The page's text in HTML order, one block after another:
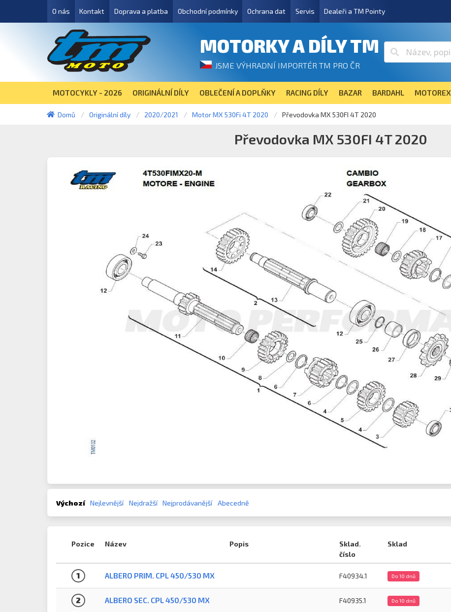
O nás Kontakt Doprava a platba Obchodní podmínky Ochrana dat Servis Dealeři a TM Pointy
MOTORKY A DÍLY TM
JSME VÝHRADNÍ IMPORTÉR TM PRO ČR
MOTOCYKLY - 2026 ORIGINÁLNÍ DÍLY OBLEČENÍ A DOPLŇKY RACING DÍLY BAZAR BARDAHL MOTOREX
Domů Originální díly 2020/2021 Motor MX 530Fi 4T 2020 Převodovka MX 530FI 4T 2020
Převodovka MX 530FI 4T 2020
Výchozí Nejlevnější Nejdražší Nejprodávanější Abecedně
Pozice Název Popis
Sklad.
číslo
Sklad
1 ALBERO PRIM. CPL 450/530 MX F40934.1 Do 10 dnů
2 ALBERO SEC. CPL 450/530 MX F40935.1 Do 10 dnů